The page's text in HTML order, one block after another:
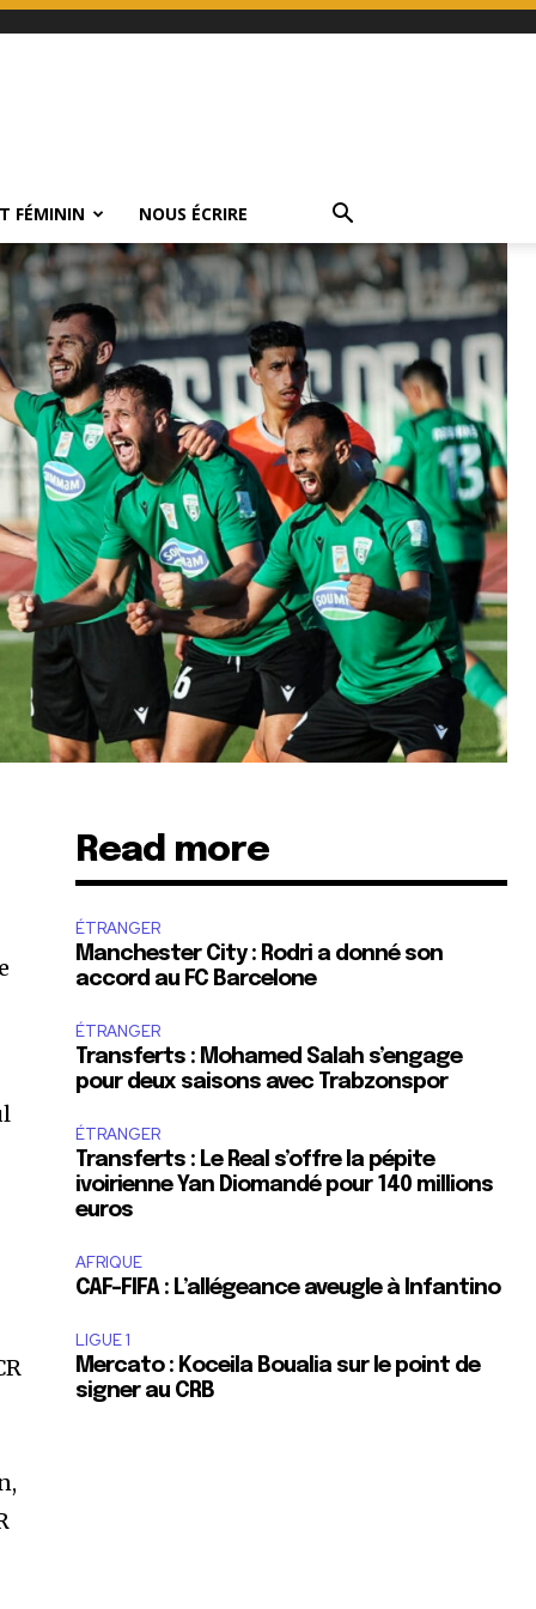
FÉMININ NOUS ÉCRIRE
Read more
ÉTRANGER
Manchester City : Rodri a donné son
accord au FC Barcelone
ÉTRANGER
Transferts : Mohamed Salah s’engage
pour deux saisons avec Trabzonspor
ÉTRANGER
Transferts : Le Real s’offre la pépite
ivoirienne Yan Diomandé pour 140 millions
euros
AFRIQUE
CAF-FIFA : L’allégeance aveugle à Infantino
LIGUE 1
Mercato : Koceila Boualia sur le point de
signer au CRB